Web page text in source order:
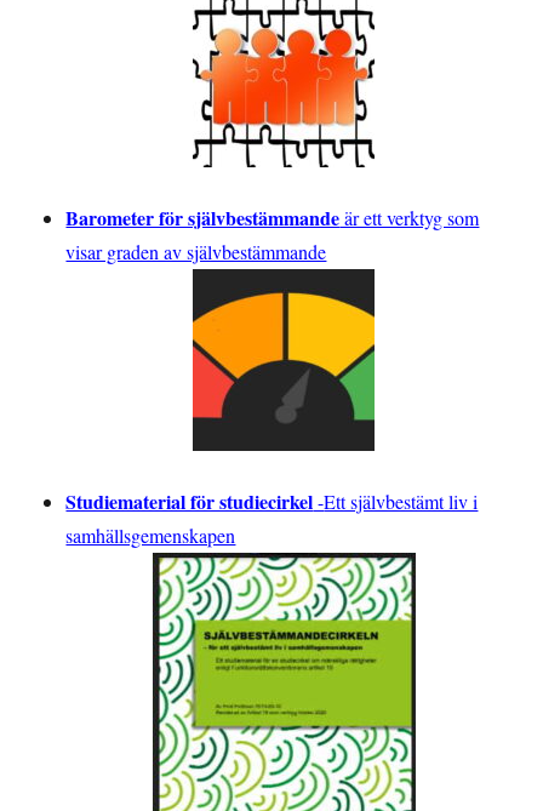
Barometer för självbestämmandeär ett verktyg som
visar graden av självbestämmande
Studiematerial för studiecirkel-Ett självbestämt liv i
samhällsgemenskapen